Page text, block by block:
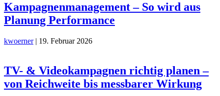
Kampagnenmanagement – So wird aus
Planung Performance
kwoerner | 19. Februar 2026
TV- & Videokampagnen richtig planen –
von Reichweite bis messbarer Wirkung